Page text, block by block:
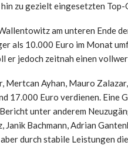
zu gezielt eingesetzten
am unteren Ende
als 10.000 Euro im Monat
er jedoch zeitnah einen
Mertcan Ayhan, Mauro
17.000 Euro verdienen. Eine
unter anderem
Janik Bachmann, Adrian
durch stabile Leistungen